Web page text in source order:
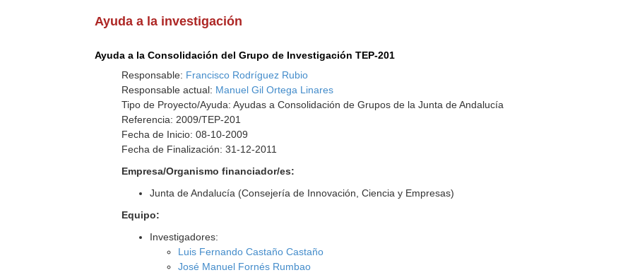
Ayuda a la investigación
Ayuda a la Consolidación del Grupo de Investigación TEP-201
Responsable: Francisco Rodríguez Rubio
Responsable actual: Manuel Gil Ortega Linares
Tipo de Proyecto/Ayuda: Ayudas a Consolidación de Grupos de la Junta de Andalucía
Referencia: 2009/TEP-201
Fecha de Inicio: 08-10-2009
Fecha de Finalización: 31-12-2011
Empresa/Organismo financiador/es:
Junta de Andalucía (Consejería de Innovación, Ciencia y Empresas)
Equipo:
Investigadores:
Luis Fernando Castaño Castaño
José Manuel Fornés Rumbao